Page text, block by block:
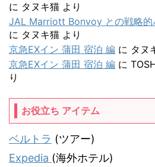
に タヌキ猫 より
JAL Marriott Bonvoy との戦略的
に タヌキ猫 より
京急EXイン 蒲田 宿泊 編 に タヌ
京急EXイン 蒲田 宿泊 編 に
り
お役立ち アイテム
ベルトラ (ツアー)
Expedia (海外ホテル)